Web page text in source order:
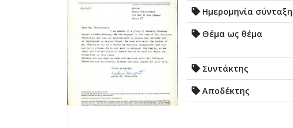
Ημερομηνία
Θέμα ως θέμα
Συντάκτης
Αποδέκτης